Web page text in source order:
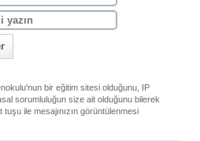
bir eğitim sitesi olduğunu, IP
sorumluluğun size ait olduğunu bilerek
tuşu ile mesajınızın görüntülenmesi